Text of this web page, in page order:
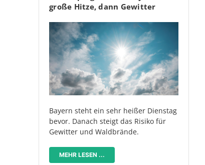
große Hitze, dann Gewitter
Bayern steht ein sehr heißer Dienstag
bevor. Danach steigt das Risiko für
Gewitter und Waldbrände.
MEHR LESEN ...